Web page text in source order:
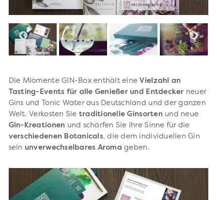
Die Miomente GIN-Box enthält eine Vielzahl an
Tasting-Events für alle Genießer und Entdecker neuer
Gins und Tonic Water aus Deutschland und der ganzen
Welt. Verkosten Sie traditionelle Ginsortenund neue
Gin-Kreationen und schärfen Sie Ihre Sinne für die
verschiedenen Botanicals, die dem individuellen Gin
sein unverwechselbares Aroma geben.